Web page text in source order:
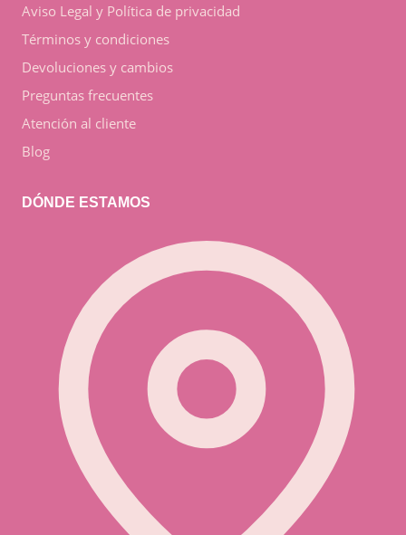
Aviso Legal y Política de privacidad
Términos y condiciones
Devoluciones y cambios
Preguntas frecuentes
Atención al cliente
Blog
DÓNDE ESTAMOS